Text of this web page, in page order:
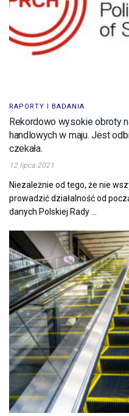
RAPORTY I BADANIA
Rekordowo wysokie obroty
handlowych w maju. Jest
czekała.
12 lipca 2021
Niezależnie od tego, że nie
prowadzić działalność od
danych Polskiej Rady ...